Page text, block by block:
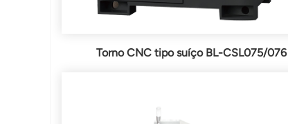
Torno CNC tipo suíço BL-CSL075/076